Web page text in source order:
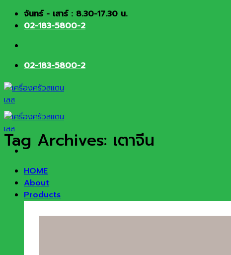
Skip จันทร์ - เสาร์ : 8.30-17.30 น.
02-183-5800-2
02-183-5800-2
HOME
About
Products
Tag Archives: เตาจีน